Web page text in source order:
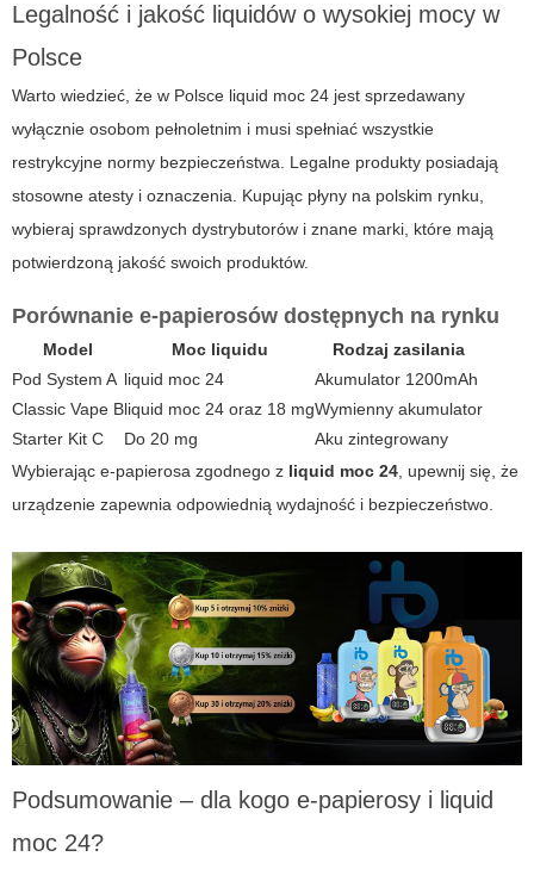
Legalność i jakość liquidów o wysokiej mocy w
Polsce
Warto wiedzieć, że w Polsce liquid moc 24 jest sprzedawany
wyłącznie osobom pełnoletnim i musi spełniać wszystkie
restrykcyjne normy bezpieczeństwa. Legalne produkty posiadają
stosowne atesty i oznaczenia. Kupując płyny na polskim rynku,
wybieraj sprawdzonych dystrybutorów i znane marki, które mają
potwierdzoną jakość swoich produktów.
Porównanie e-papierosów dostępnych na rynku
Model Moc liquidu
Rodzaj zasilania
Pod System A liquid moc 24
Akumulator 1200mAh
Classic Vape Bliquid moc 24 oraz 18 mgWymienny akumulator
Starter Kit C
Do 20 mg
Aku zintegrowany
Wybierając e-papierosa zgodnego z liquid moc 24, upewnij się, że
urządzenie zapewnia odpowiednią wydajność i bezpieczeństwo.
Podsumowanie – dla kogo e-papierosy i liquid
moc 24?